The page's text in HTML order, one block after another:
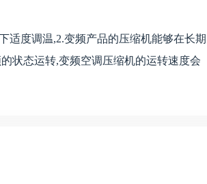
适度调温,2.变频产品的压缩机能够在长期
状态运转,变频空调压缩机的运转速度会